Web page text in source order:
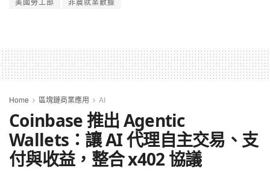
Home 區塊鏈商業應用 AI
Coinbase 推出 Agentic
Wallets：讓 AI 代理自主交易、支
付與收益，整合 x402 協議